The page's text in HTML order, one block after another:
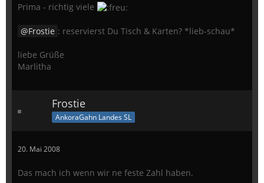
Prima - richtig viele
Frostie : reservierst Du Tisch & Karten? *lieb-schau*
liebe Grüße
Marlitha
Frostie
AnkoraGahn Landes SL
20. Mai 2008
Das mach ich wenn wir ne feste Zahl haben.